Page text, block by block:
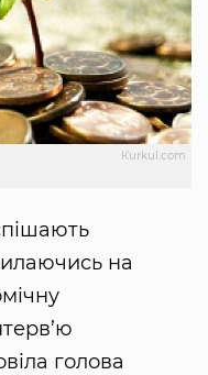
Кurkul.com
на
голова